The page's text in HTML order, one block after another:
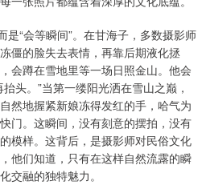
是“会等瞬间”。在甘海子，多数摄影师
僵的脸失去表情，再靠后期液化拯
会蹲在雪地里等一场日照金山。他会
头。”当第一缕阳光洒在雪山之巅，
然地握紧新娘冻得发红的手，哈气为
门。这瞬间，没有刻意的摆拍，没有
模样。这背后，是摄影师对民俗文化
他们知道，只有在这样自然流露的瞬
交融的独特魅力。